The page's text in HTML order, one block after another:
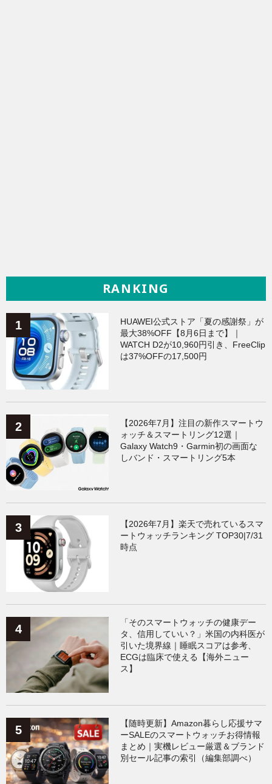
RANKING
HUAWEI公式ストア「夏の感謝祭」が
最大38%OFF【8月6日まで】｜
WATCH D2が10,960円引き、FreeClip
は37%OFFの17,500円
【2026年7月】注目の新作スマートウ
ォッチ＆スマートリング12選｜
Galaxy Watch9・Garmin初の画面な
しバンド・スマートリング5本
【2026年7月】楽天で売れているスマ
ートウォッチランキング TOP30|7/31
時点
「そのスマートウォッチの健康デー
タ、信用していい？」米国の内科医が
引いた境界線｜睡眠スコアは参考、
ECGは臨床で使える【海外ニュー
ス】
【随時更新】Amazon暮らし応援サマ
ーSALEのスマートウォッチお得情報
まとめ｜実機レビュー厳選＆ブランド
別セール記事の索引（編集部調べ）